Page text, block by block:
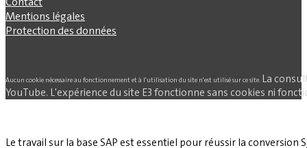
Mentions légales
Protection des données
Aucun cookie nécessaire au fonctionnement et à l'utilisation du site n'est utilisé sur ce site. La
YouTube. L'expérience du site E3 fonctionne sans cookies ni
Le travail sur la base SAP est essentiel pour réussir la conversion